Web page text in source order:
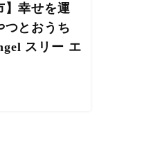
】幸せを運
つとおうち
スリー エ